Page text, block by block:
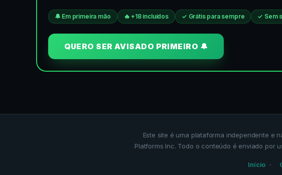
🔔 Em primeira mão 🔥 +18 incluídos ✓ Grátis para sempre ✓ Sem
QUERO SER AVISADO PRIMEIRO 🔔
Este site é uma plataforma independente e
Platforms Inc. Todo o conteúdo é enviado por
Início